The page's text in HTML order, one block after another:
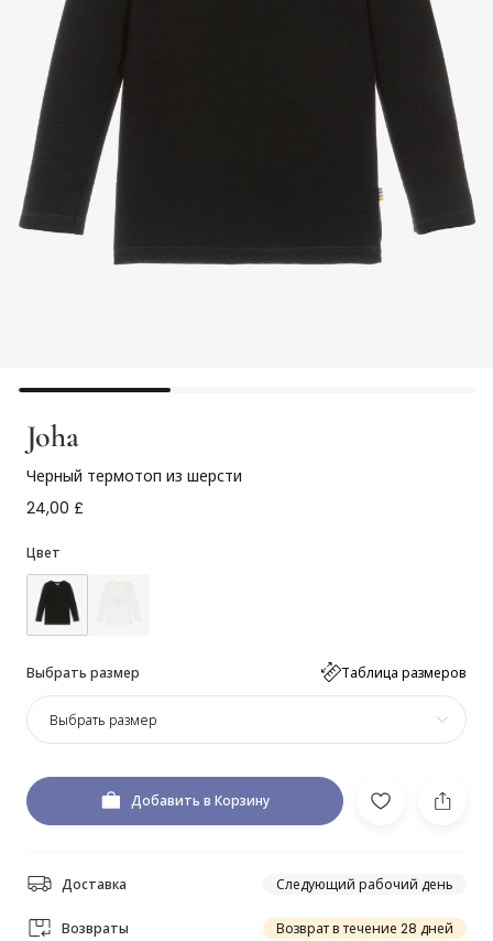
Joha
Черный термотоп из шерсти
24,00 £
Цвет
Выбрать размер Таблица размеров
Выбрать размер
Добавить в Корзину
Доставка Следующий рабочий день
Возвраты Возврат в течение 28 дней